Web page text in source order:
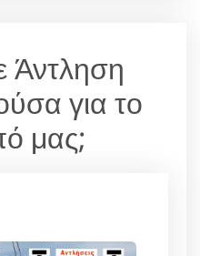
Άντληση
για το
μας;